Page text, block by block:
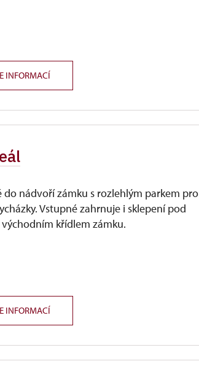
INFORMACÍ
do nádvoří zámku s rozlehlým parkem pro
Vstupné zahrnuje i sklepení pod
křídlem zámku.
INFORMACÍ